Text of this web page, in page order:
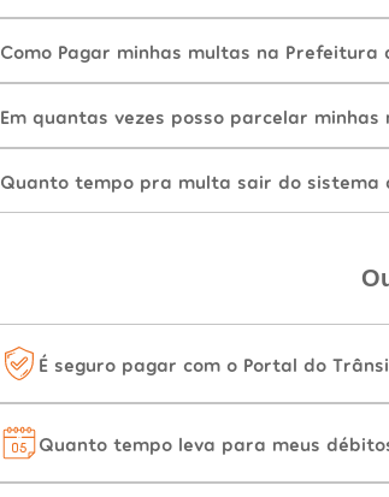
Como Pagar minhas multas na Prefeitura
Em quantas vezes posso parcelar
Quanto tempo pra multa sair do
É seguro pagar com o Portal do
Quanto tempo leva para meus